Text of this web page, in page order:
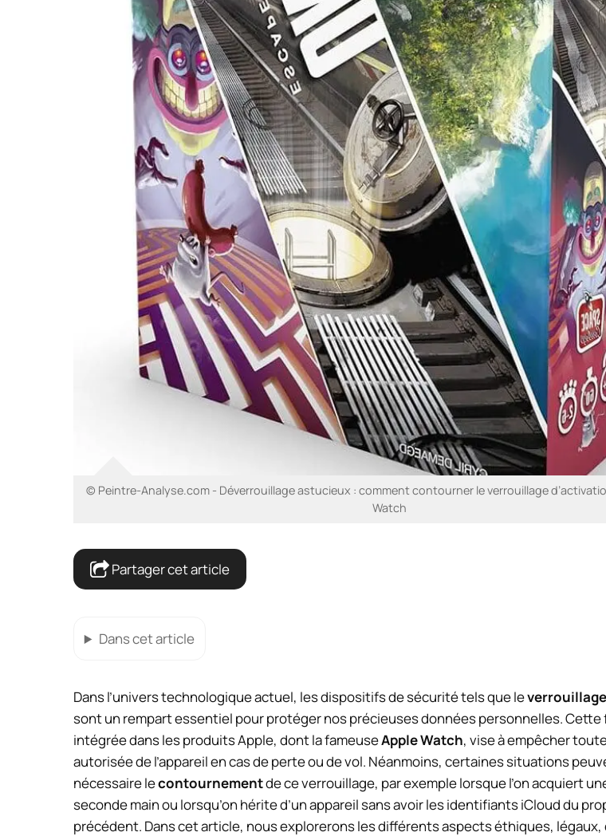
© Peintre-Analyse.com - Déverrouillage astucieux : comment contourner le verrouillage
Watch
Partager cet article
Dans cet article
Dans l’univers technologique actuel, les dispositifs de sécurité tels que le
sont un rempart essentiel pour protéger nos précieuses données personnelles.
intégrée dans les produits Apple, dont la fameuseApple Watch, vise à empêcher
autorisée de l’appareil en cas de perte ou de vol. Néanmoins, certaines situations
nécessaire lecontournementde ce verrouillage, par exemple lorsque l’on acquiert
seconde main ou lorsqu’on hérite d’un appareil sans avoir les identifiants iCloud du
précédent. Dans cet article, nous explorerons les différents aspects éthiques,